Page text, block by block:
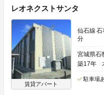
レオネクストサンタ
賃貸アパート
仙石線
分
宮城県石
築17年
駐車場